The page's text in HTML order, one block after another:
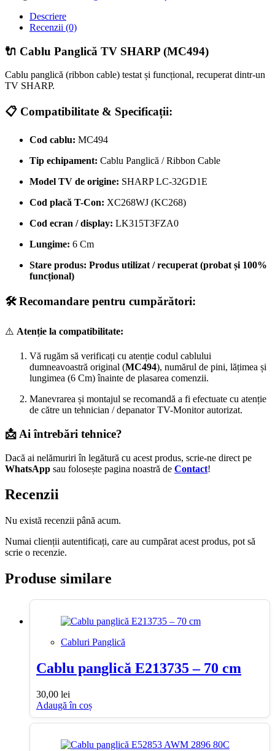
Descriere
Recenzii (0)
🔌 Cablu Panglică TV SHARP (MC494)
Cablu panglică (ribbon cable) testat și funcțional, recuperat dintr-un
TV SHARP.
📋 Compatibilitate & Specificații:
Cod cablu: MC494
Tip echipament: Cablu Panglică / Ribbon Cable
Model TV de origine: SHARP LC-32GD1E
Cod placă T-Con: XC268WJ (KC268)
Cod ecran / display: LK315T3FZA0
Lungime: 6 Cm
Stare produs: Produs utilizat / recuperat (probat și 100%
funcțional)
🛠️ Recomandare pentru cumpărători:
⚠️ Atenție la compatibilitate:
Vă rugăm să verificați cu atenție codul cablului
dumneavoastră original (MC494), numărul de pini, lățimea și
lungimea (6 Cm) înainte de plasarea comenzii.
Manevrarea și montajul se recomandă a fi efectuate cu atenție
de către un tehnician / depanator TV-Monitor autorizat.
📩 Ai întrebări tehnice?
Dacă ai nelămuriri în legătură cu acest produs, scrie-ne direct pe
WhatsApp sau folosește pagina noastră de Contact!
Recenzii
Nu există recenzii până acum.
Numai clienții autentificați, care au cumpărat acest produs, pot să
scrie o recenzie.
Produse similare
Cabluri Panglică
Cablu panglică E213735 – 70 cm
30,00 lei
Adaugă în coș